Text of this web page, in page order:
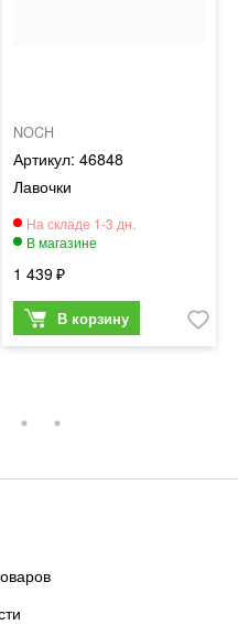
NOCH
46848
Лавочки
1 439